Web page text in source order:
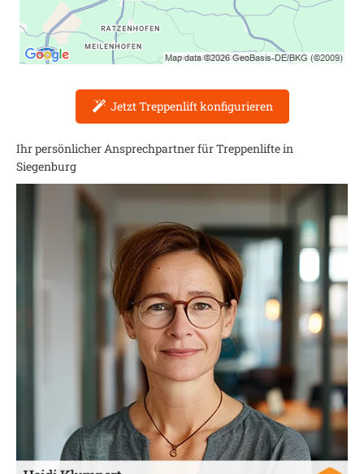
Jetzt Treppenlift konfigurieren
Ihr persönlicher Ansprechpartner für Treppenlifte in
Siegenburg